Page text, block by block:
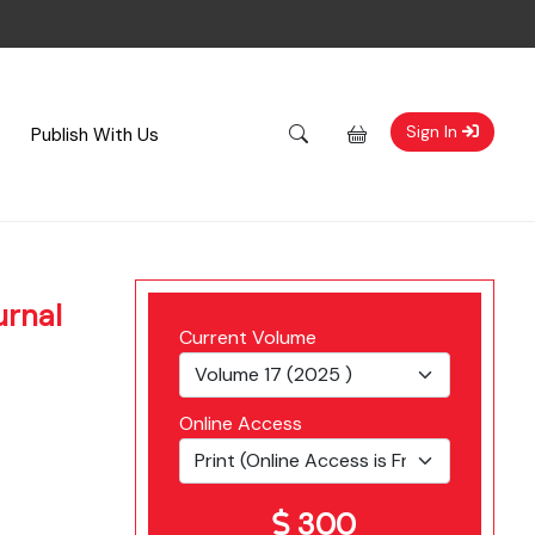
Publish With Us Sign In
Current Volume
Online Access
300